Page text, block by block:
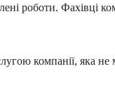
роботи. Фахівці
компанії, яка не